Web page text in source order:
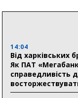
Ніколаєнко: у
відновлення
14:04
Від харківських
Як ПАТ
справедливість